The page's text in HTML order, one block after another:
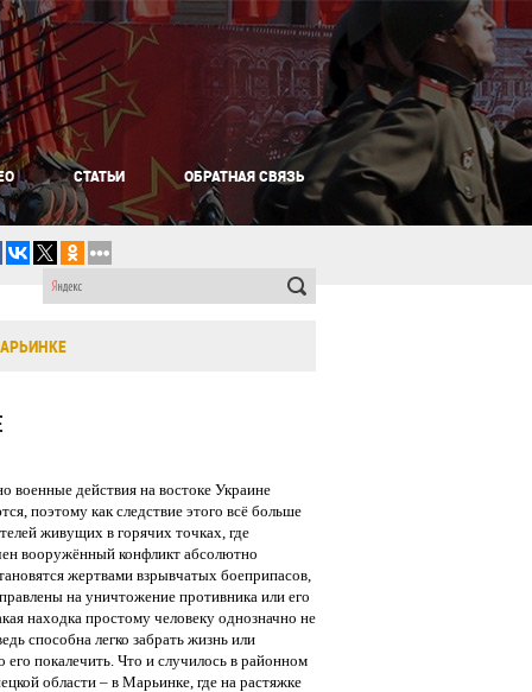
СТАТЬИ ОБРАТНАЯ СВЯЗЬ
военные действия на востоке Украине
поэтому как следствие этого всё больше
живущих в горячих точках, где
вооружённый конфликт абсолютно
жертвами взрывчатых боеприпасов,
на уничтожение противника или его
находка простому человеку однозначно не
способна легко забрать жизнь или
его покалечить. Что и случилось в районном
области – в Марьинке, где на растяжке